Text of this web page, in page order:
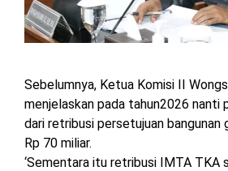
Sebelumnya, Ketua Komisi II
menjelaskan pada tahun2026 nanti
dari retribusi persetujuan bangunan
Rp 70 miliar.
‘Sementara itu retribusi IMTA TKA